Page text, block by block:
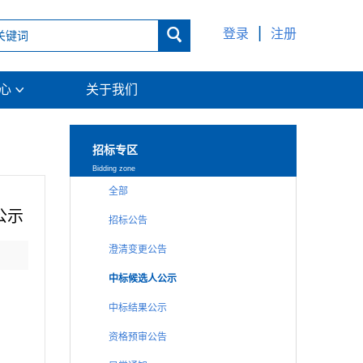
登录 注册

 关于我们
示
招标专区
Bidding zone
全部
招标公告
澄清变更公告
中标候选人公示
中标结果公示
资格预审公告